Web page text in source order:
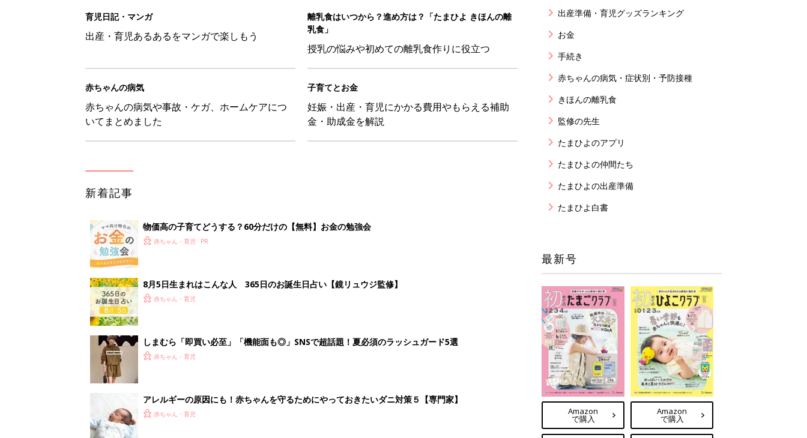
育児日記・マンガ
出産・育児あるあるをマンガで楽しもう
離乳食はいつから？進め方は？「たまひよ きほんの離
乳食」
授乳の悩みや初めての離乳食作りに役立つ
赤ちゃんの病気
赤ちゃんの病気や事故・ケガ、ホームケアにつ
いてまとめました
子育てとお金
妊娠・出産・育児にかかる費用やもらえる補助
金・助成金を解説
新着記事
物価高の子育てどうする？60分だけの【無料】お金の勉強会
赤ちゃん・育児
8月5日生まれはこんな人 365日のお誕生日占い【鏡リュウジ監修】
赤ちゃん・育児
しまむら「即買い必至」「機能面も◎」SNSで超話題！夏必須のラッシュガード5選
赤ちゃん・育児
アレルギーの原因にも！赤ちゃんを守るためにやっておきたいダニ対策５【専門家】
赤ちゃん・育児
出産準備・育児グッズランキング
お金
手続き
赤ちゃんの病気・症状別・予防接種
きほんの離乳食
監修の先生
たまひよのアプリ
たまひよの仲間たち
たまひよの出産準備
たまひよ白書
最新号
Amazon
で購入
Amazon
で購入